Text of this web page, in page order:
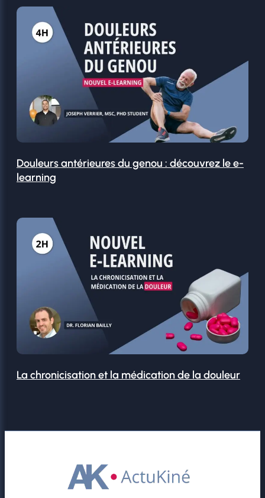
Douleurs antérieures du genou : découvrez le e-
learning
La chronicisation et la médication de la douleur